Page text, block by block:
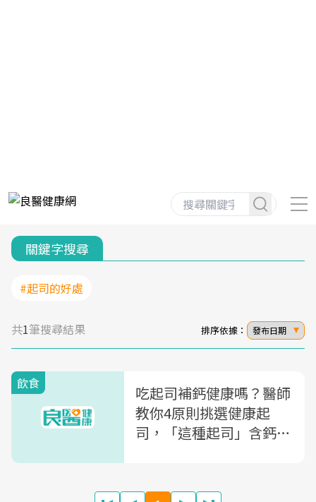
關鍵字搜尋
#起司的好處
共1筆搜尋結果 排序依據： 發布日期
飲食
吃起司補鈣健康嗎？醫師
教你4原則挑選健康起
司，「這種起司」含鈣量